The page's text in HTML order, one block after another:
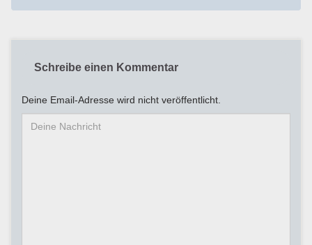
Schreibe einen Kommentar
Deine Email-Adresse wird nicht veröffentlicht.